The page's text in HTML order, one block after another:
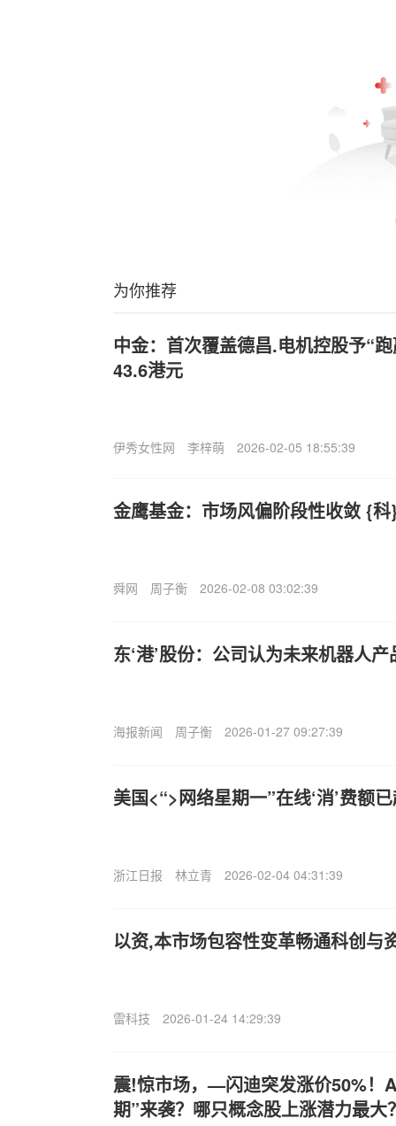
为你推荐
中金：首次覆盖德昌.电机控股予“
43.6港元
伊秀女性网 李梓萌 2026-02-05 18:55:39
金鹰基金：市场风偏阶段性收敛 {
舜网 周子衡 2026-02-08 03:02:39
东‘港’股份：公司认为未来机器人
海报新闻 周子衡 2026-01-27 09:27:39
美国<“>网络星期一”在线‘消’费额
浙江日报 林立青 2026-02-04 04:31:39
以资,本市场包容性变革畅通科创与
雷科技 2026-01-24 14:29:39
震!惊市场，—闪迪突发涨价50%！
期”来袭？哪只概念股上涨潜力最大